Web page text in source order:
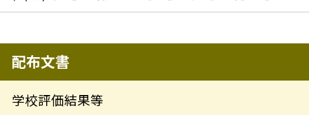
配布文書
学校評価結果等